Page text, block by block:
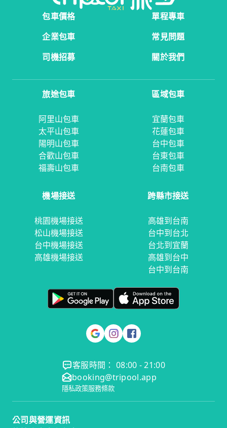
包車價格
單程專車
企業包車
常見問題
司機招募
關於我們
旅途包車
阿里山包車
太平山包車
陽明山包車
合歡山包車
福壽山包車
區域包車
宜蘭包車
花蓮包車
台中包車
台東包車
台南包車
機場接送
桃園機場接送
松山機場接送
台中機場接送
高雄機場接送
跨縣市接送
高雄到台南
台中到台北
台北到宜蘭
高雄到台中
台中到台南
客服時間： 08:00 - 21:00
booking@tripool.app
隱私政策服務條款
公司與營運資訊